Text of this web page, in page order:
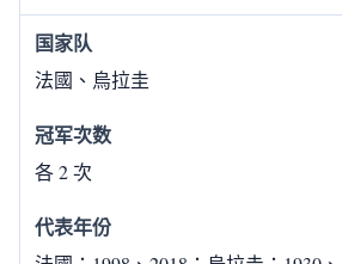
法國、烏拉圭
各 2 次